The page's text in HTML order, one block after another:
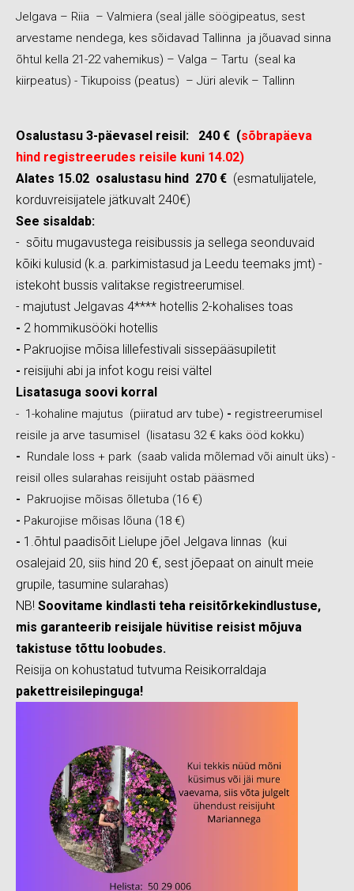
Jelgava – Riia – Valmiera (seal jälle söögipeatus, sest
arvestame nendega, kes sõidavad Tallinna ja jõuavad sinna
õhtul kella 21-22 vahemikus) – Valga – Tartu (seal ka
kiirpeatus) - Tikupoiss (peatus) – Jüri alevik – Tallinn
Osalustasu 3-päevasel reisil: 240 € (sõbrapäeva
hind registreerudes reisile kuni 14.02)
Alates 15.02 osalustasu hind 270 € (esmatulijatele,
korduvreisijatele jätkuvalt 240€)
See sisaldab:
- sõitu mugavustega reisibussis ja sellega seonduvaid
kõiki kulusid (k.a. parkimistasud ja Leedu teemaks jmt) -
istekoht bussis valitakse registreerumisel.
- majutust Jelgavas 4**** hotellis 2-kohalises toas
- 2 hommikusööki hotellis
- Pakruojise mõisa lillefestivali sissepääsupiletit
- reisijuhi abi ja infot kogu reisi vältel
Lisatasuga soovi korral
- 1-kohaline majutus (piiratud arv tube) - registreerumisel
reisile ja arve tasumisel (lisatasu 32 € kaks ööd kokku)
- Rundale loss + park (saab valida mõlemad või ainult üks) -
reisil olles sularahas reisijuht ostab pääsmed
- Pakruojise mõisas õlletuba (16 €)
- Pakurojise mõisas lõuna (18 €)
- 1.õhtul paadisõit Lielupe jõel Jelgava linnas (kui
osalejaid 20, siis hind 20 €, sest jõepaat on ainult meie
grupile, tasumine sularahas)
NB! Soovitame kindlasti teha reisitõrkekindlustuse,
mis garanteerib reisijale hüvitise reisist mõjuva
takistuse tõttu loobudes.
Reisija on kohustatud tutvuma Reisikorraldaja
pakettreisilepinguga!